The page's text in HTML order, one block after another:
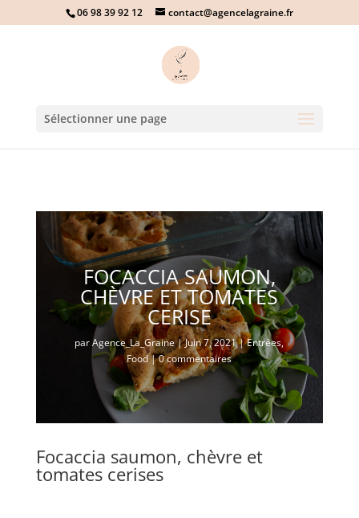
06 98 39 92 12 contact@agencelagraine.fr
Sélectionner une page
FOCACCIA SAUMON,
CHÈVRE ET TOMATES
CERISE
parAgence_La_Graine|Juin 7, 2021|Entrées,
Food|0 commentaires
Focaccia saumon, chèvre et
tomates cerises